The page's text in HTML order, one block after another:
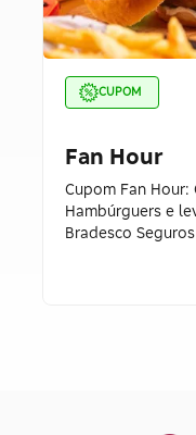
CUPOM
Fan Hour
Cupom Fan Hour:
Hambúrguers e
Bradesco Seguros